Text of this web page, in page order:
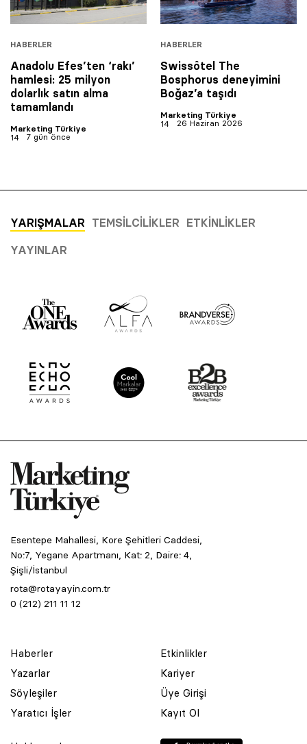
HABERLER
Anadolu Efes’ten ‘rakı’
hamlesi: 25 milyon
dolarlık satın alma
tamamlandı
Marketing Türkiye
7 gün önce
HABERLER
Swissôtel The
Bosphorus deneyimini
Boğaz’a taşıdı
Marketing Türkiye
26 Haziran 2026
YARIŞMALAR TEMSILCILIKLER ETKINLIKLER
YAYINLAR
Esentepe Mahallesi, Kore Şehitleri Caddesi,
No:7, Yegane Apartmanı, Kat: 2, Daire: 4,
Şişli/İstanbul
rota@rotayayin.com.tr
0 (212) 211 11 12
Haberler
Yazarlar
Söyleşiler
Yaratıcı İşler
Etkinlikler
Kariyer
Üye Girişi
Kayıt Ol